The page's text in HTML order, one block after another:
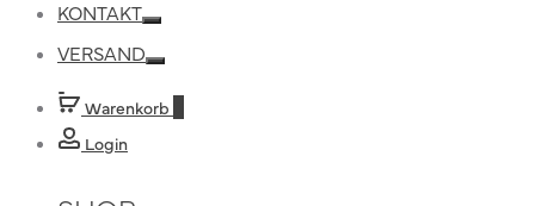
KONTAKT
VERSAND
Warenkorb
Login